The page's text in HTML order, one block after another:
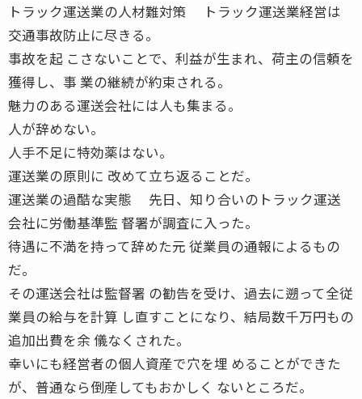
トラック運送業の人材難対策 トラック運送業経営は
交通事故防止に尽きる。
事故を起 こさないことで、利益が生まれ、荷主の信頼を
獲得し、事 業の継続が約束される。
魅力のある運送会社には人も集まる。
人が辞めない。
人手不足に特効薬はない。
運送業の原則に 改めて立ち返ることだ。
運送業の過酷な実態 先日、知り合いのトラック運送
会社に労働基準監 督署が調査に入った。
待遇に不満を持って辞めた元 従業員の通報によるもの
だ。
その運送会社は監督署 の勧告を受け、過去に遡って全従
業員の給与を計算 し直すことになり、結局数千万円もの
追加出費を余 儀なくされた。
幸いにも経営者の個人資産で穴を埋 めることができた
が、普通なら倒産してもおかしく ないところだ。